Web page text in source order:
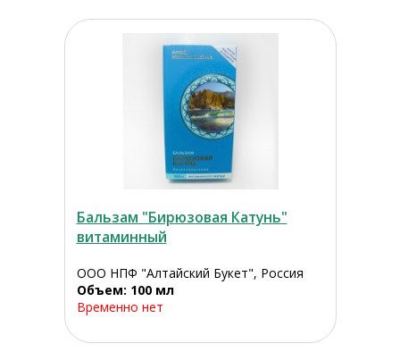
Бальзам "Бирюзовая Катунь"
витаминный
ООО НПФ "Алтайский Букет", Россия
Объем: 100 мл
Временно нет